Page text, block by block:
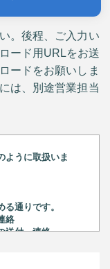
。後程、ご入力い
ード用URLをお送
ードをお願いしま
は、別途営業担当
ように取扱いま
通りです。
絡
送付、連絡